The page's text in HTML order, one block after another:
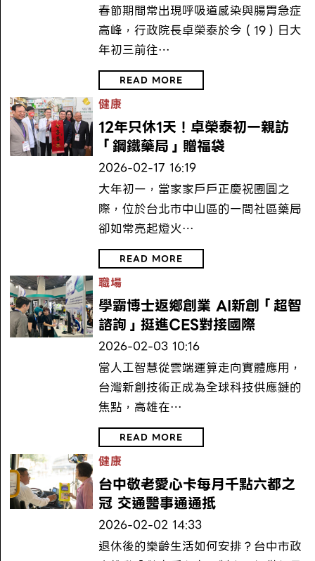
春節期間常出現呼吸道感染與腸胃急症
高峰，行政院長卓榮泰於今（19）日大
年初三前往…
READ MORE
健康
12年只休1天！卓榮泰初一親訪
「鋼鐵藥局」贈福袋
2026-02-17 16:19
大年初一，當家家戶戶正慶祝團圓之
際，位於台北市中山區的一間社區藥局
卻如常亮起燈火…
READ MORE
職場
學霸博士返鄉創業 AI新創「超智
諮詢」挺進CES對接國際
2026-02-03 10:16
當人工智慧從雲端運算走向實體應用，
台灣新創技術正成為全球科技供應鏈的
焦點，高雄在…
READ MORE
健康
台中敬老愛心卡每月千點六都之
冠 交通醫事通通抵
2026-02-02 14:33
退休後的樂齡生活如何安排？台中市政